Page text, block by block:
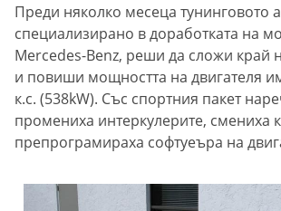
Преди няколко месеца тунинговото
специализирано в доработката на
Mercedes-Benz, реши да сложи край
и повиши мощността на двигателя
к.с. (538kW). Със спортния пакет
промениха интеркулерите, смениха
препрограмираха софтуеъра на